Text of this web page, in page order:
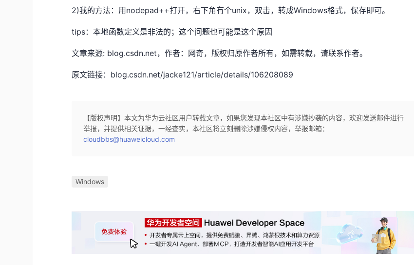
2)我的方法：用nodepad++打开，右下角有个unix，双击，转成Windows格式，保存即可。
tips：本地函数定义是非法的；这个问题也可能是这个原因
文章来源: blog.csdn.net，作者：网奇，版权归原作者所有，如需转载，请联系作者。
原文链接：blog.csdn.net/jacke121/article/details/106208089
【版权声明】本文为华为云社区用户转载文章，如果您发现本社区中有涉嫌抄袭的内容，欢迎发送邮件进行
举报，并提供相关证据，一经查实，本社区将立刻删除涉嫌侵权内容，举报邮箱：
cloudbbs@huaweicloud.com
Windows